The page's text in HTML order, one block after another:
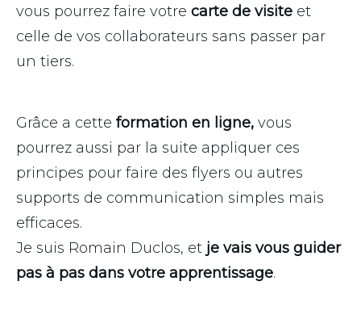
vous pourrez faire votre carte de visite et
celle de vos collaborateurs sans passer par
un tiers.
Grâce a cette formation en ligne, vous
pourrez aussi par la suite appliquer ces
principes pour faire des flyers ou autres
supports de communication simples mais
efficaces.
Je suis Romain Duclos, et je vais vous guider
pas à pas dans votre apprentissage.